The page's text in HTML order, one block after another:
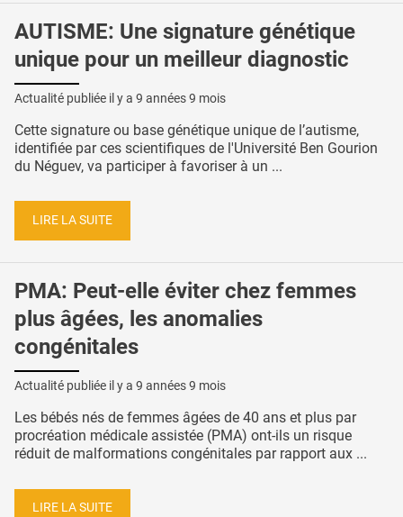
AUTISME: Une signature génétique
unique pour un meilleur diagnostic
Actualité publiée il y a 9 années 9 mois
Cette signature ou base génétique unique de l’autisme,
identifiée par ces scientifiques de l'Université Ben Gourion
du Néguev, va participer à favoriser à un ...
LIRE LA SUITE
PMA: Peut-elle éviter chez femmes
plus âgées, les anomalies
congénitales
Actualité publiée il y a 9 années 9 mois
Les bébés nés de femmes âgées de 40 ans et plus par
procréation médicale assistée (PMA) ont-ils un risque
réduit de malformations congénitales par rapport aux ...
LIRE LA SUITE